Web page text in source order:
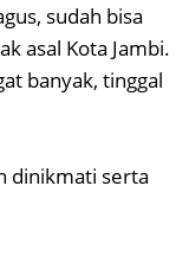
sudah bisa
asal Kota Jambi.
banyak, tinggal
dinikmati serta